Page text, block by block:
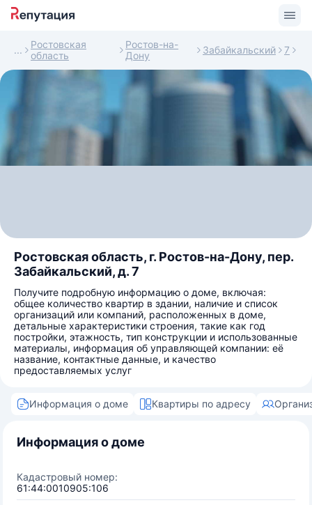
Ростовская
область
Ростов-на-
Дону
Забайкальский 7
Ростовская область, г. Ростов-на-Дону, пер.
Забайкальский, д. 7
Получите подробную информацию о доме, включая:
общее количество квартир в здании, наличие и список
организаций или компаний, расположенных в доме,
детальные характеристики строения, такие как год
постройки, этажность, тип конструкции и использованные
материалы, информация об управляющей компании: её
название, контактные данные, и качество
предоставляемых услуг
Информация о доме Квартиры по адресу
Информация о доме
Кадастровый номер:
61:44:0010905:106